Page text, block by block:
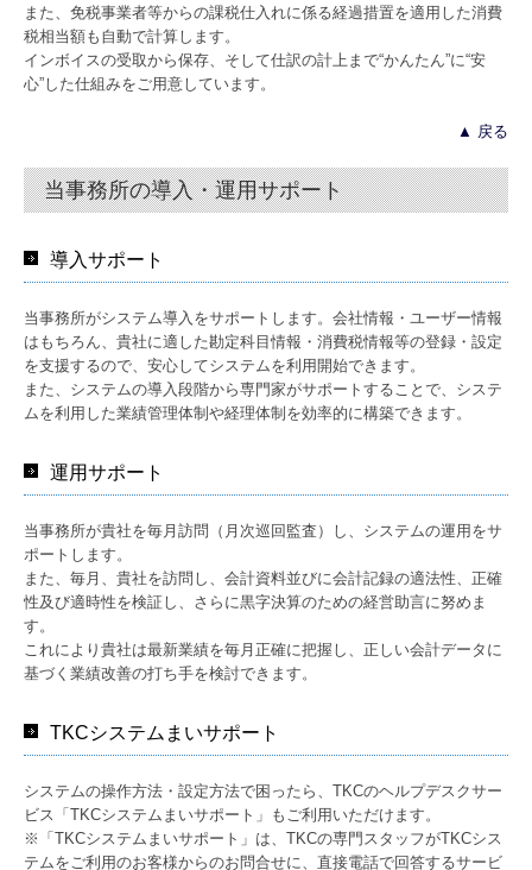
また、免税事業者等からの課税仕入れに係る経過措置を適用した消費
税相当額も自動で計算します。
インボイスの受取から保存、そして仕訳の計上まで“かんたん”に“安
心”した仕組みをご用意しています。
▲ 戻る
当事務所の導入・運用サポート
導入サポート
当事務所がシステム導入をサポートします。会社情報・ユーザー情報
はもちろん、貴社に適した勘定科目情報・消費税情報等の登録・設定
を支援するので、安心してシステムを利用開始できます。
また、システムの導入段階から専門家がサポートすることで、システ
ムを利用した業績管理体制や経理体制を効率的に構築できます。
運用サポート
当事務所が貴社を毎月訪問（月次巡回監査）し、システムの運用をサ
ポートします。
また、毎月、貴社を訪問し、会計資料並びに会計記録の適法性、正確
性及び適時性を検証し、さらに黒字決算のための経営助言に努めま
す。
これにより貴社は最新業績を毎月正確に把握し、正しい会計データに
基づく業績改善の打ち手を検討できます。
TKCシステムまいサポート
システムの操作方法・設定方法で困ったら、TKCのヘルプデスクサー
ビス「TKCシステムまいサポート」もご利用いただけます。
※「TKCシステムまいサポート」は、TKCの専門スタッフがTKCシス
テムをご利用のお客様からのお問合せに、直接電話で回答するサービ